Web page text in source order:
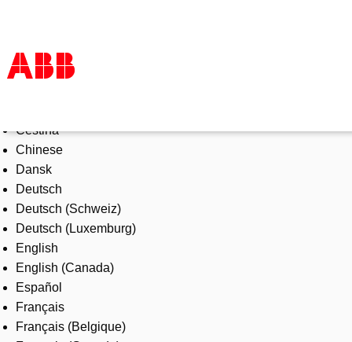
Products & Solutions
Industries
Services
About us
Where to buy
Contact us
Careers
Čeština
Chinese
Dansk
Deutsch
Deutsch (Schweiz)
Deutsch (Luxemburg)
English
English (Canada)
Español
Français
Français (Belgique)